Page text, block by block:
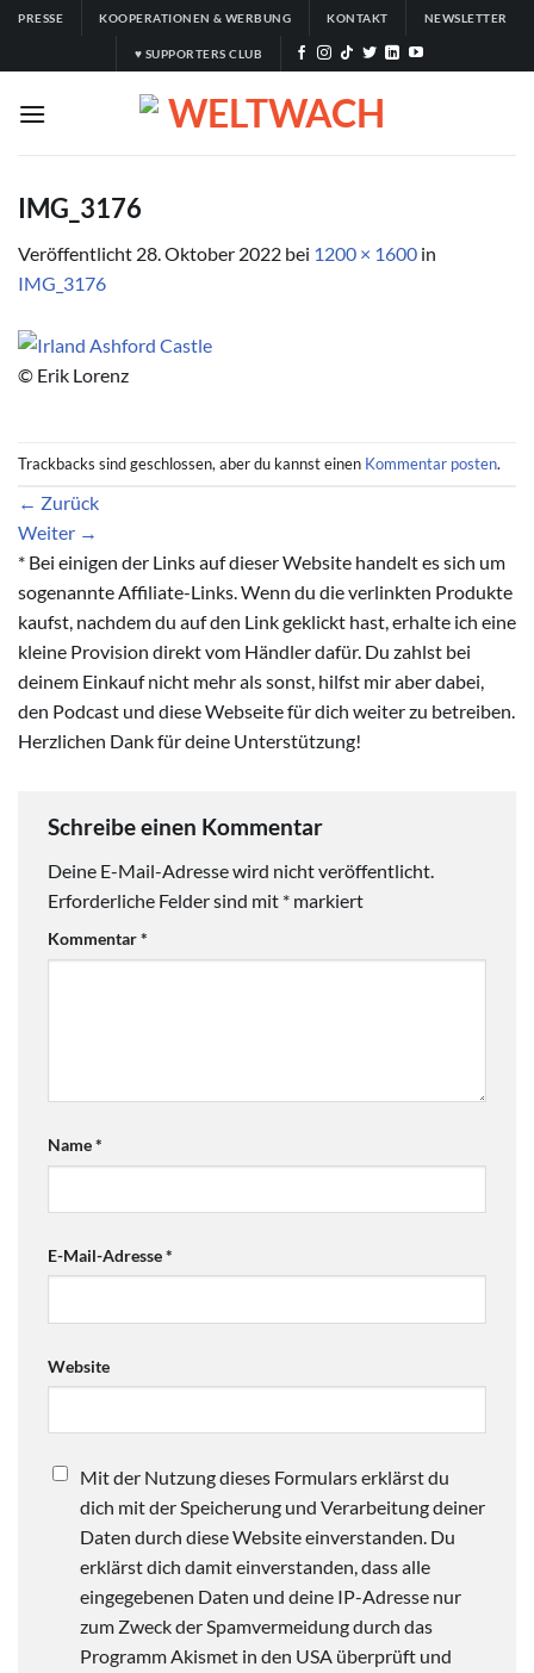
Zum
springen
PRESSE KOOPERATIONEN & WERBUNG KONTAKT NEWSLETTER
♥ SUPPORTERS CLUB
IMG_3176
Veröffentlicht 28. Oktober 2022 bei 1200 × 1600 in
IMG_3176
© Erik Lorenz
Trackbacks sind geschlossen, aber du kannst einen Kommentar posten.
← Zurück
Weiter →
* Bei einigen der Links auf dieser Website handelt es sich um
sogenannte Affiliate-Links. Wenn du die verlinkten Produkte
kaufst, nachdem du auf den Link geklickt hast, erhalte ich eine
kleine Provision direkt vom Händler dafür. Du zahlst bei
deinem Einkauf nicht mehr als sonst, hilfst mir aber dabei,
den Podcast und diese Webseite für dich weiter zu betreiben.
Herzlichen Dank für deine Unterstützung!
Schreibe einen Kommentar
Deine E-Mail-Adresse wird nicht veröffentlicht.
Erforderliche Felder sind mit * markiert
Kommentar*
Name*
E-Mail-Adresse*
Website
Mit der Nutzung dieses Formulars erklärst du
dich mit der Speicherung und Verarbeitung deiner
Daten durch diese Website einverstanden. Du
erklärst dich damit einverstanden, dass alle
eingegebenen Daten und deine IP-Adresse nur
zum Zweck der Spamvermeidung durch das
Programm Akismet in den USA überprüft und